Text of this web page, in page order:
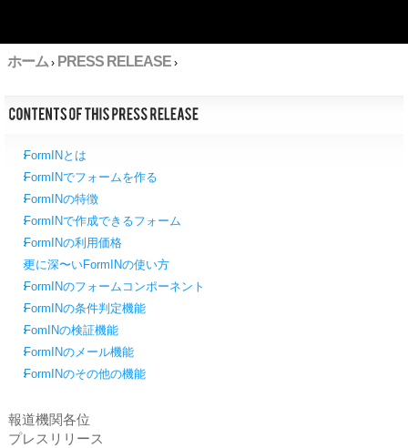
ホーム› PRESS RELEASE ›
FormINとは
FormINでフォームを作る
FormINの特徴
FormINで作成できるフォーム
FormINの利用価格
更に深〜いFormINの使い方
FormINのフォームコンポーネント
FormINの条件判定機能
FomINの検証機能
FormINのメール機能
FormINのその他の機能
報道機関各位
プレスリリース